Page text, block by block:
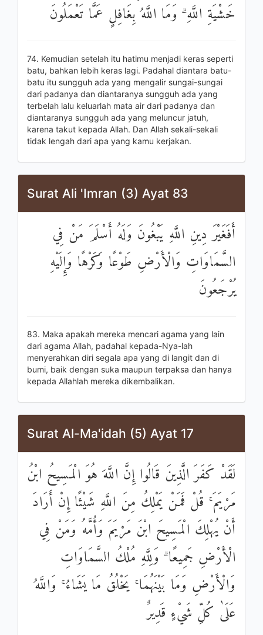
خَشْيَةِ اللَّهِ ۗ وَمَا اللَّهُ بِغَافِلٍ عَمَّا تَعْمَلُونَ
74. Kemudian setelah itu hatimu menjadi keras seperti
batu, bahkan lebih keras lagi. Padahal diantara batu-
batu itu sungguh ada yang mengalir sungai-sungai
dari padanya dan diantaranya sungguh ada yang
terbelah lalu keluarlah mata air dari padanya dan
diantaranya sungguh ada yang meluncur jatuh,
karena takut kepada Allah. Dan Allah sekali-sekali
tidak lengah dari apa yang kamu kerjakan.
Surat Ali 'Imran (3) Ayat 83
أَفَغَيْرَ دِينِ اللَّهِ يَبْغُونَ وَلَهُ أَسْلَمَ مَنْ فِي
السَّمَاوَاتِ وَالْأَرْضِ طَوْعًا وَكَرْهًا وَإِلَيْهِ
يُرْجَعُونَ
83. Maka apakah mereka mencari agama yang lain
dari agama Allah, padahal kepada-Nya-lah
menyerahkan diri segala apa yang di langit dan di
bumi, baik dengan suka maupun terpaksa dan hanya
kepada Allahlah mereka dikembalikan.
Surat Al-Ma'idah (5) Ayat 17
لَقَدْ كَفَرَ الَّذِينَ قَالُوا إِنَّ اللَّهَ هُوَ الْمَسِيحُ ابْنُ
مَرْيَمَ ۚ قُلْ فَمَنْ يَمْلِكُ مِنَ اللَّهِ شَيْئًا إِنْ أَرَادَ
أَنْ يُهْلِكَ الْمَسِيحَ ابْنَ مَرْيَمَ وَأُمَّهُ وَمَنْ فِي
الْأَرْضِ جَمِيعًا ۗ وَلِلَّهِ مُلْكُ السَّمَاوَاتِ
وَالْأَرْضِ وَمَا بَيْنَهُمَا ۚ يَخْلُقُ مَا يَشَاءُ ۚ وَاللَّهُ
عَلَىٰ كُلِّ شَيْءٍ قَدِيرٌ